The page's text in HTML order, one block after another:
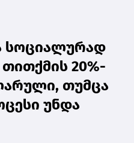
სოციალურად
20%-
თუმცა
უნდა